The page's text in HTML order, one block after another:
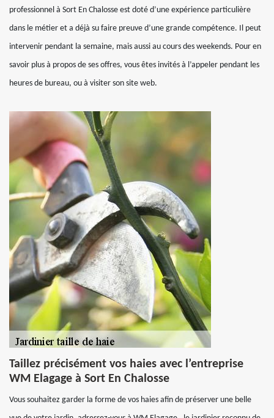
professionnel à Sort En Chalosse est doté d’une expérience particulière
dans le métier et a déjà su faire preuve d’une grande compétence. Il peut
intervenir pendant la semaine, mais aussi au cours des weekends. Pour en
savoir plus à propos de ses offres, vous êtes invités à l’appeler pendant les
heures de bureau, ou à visiter son site web.
Taillez précisément vos haies avec l’entreprise
WM Elagage à Sort En Chalosse
Vous souhaitez garder la forme de vos haies afin de préserver une belle